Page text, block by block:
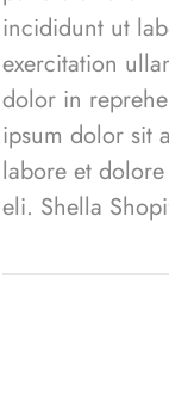
incididunt ut
exercitation
dolor in
ipsum dolor sit
labore et
eli. Shella S